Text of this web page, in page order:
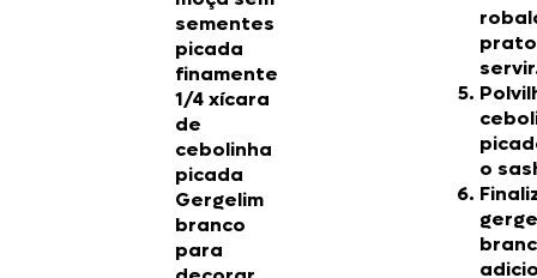
sementes
picada
finamente
1/4 xícara
de
cebolinha
picada
Gergelim
branco
para
o